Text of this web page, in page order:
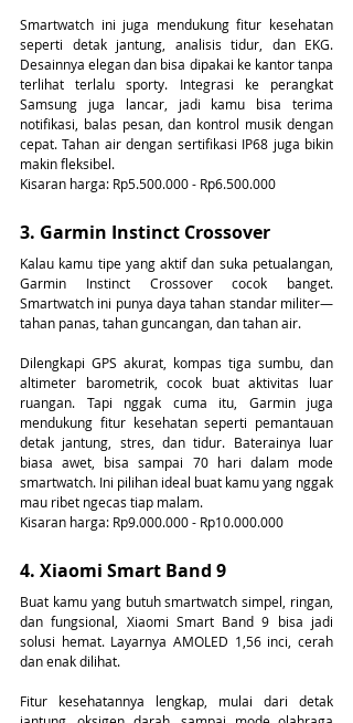
Smartwatch ini juga mendukung fitur kesehatan
seperti detak jantung, analisis tidur, dan EKG.
Desainnya elegan dan bisa dipakai ke kantor tanpa
terlihat terlalu sporty. Integrasi ke perangkat
Samsung juga lancar, jadi kamu bisa terima
notifikasi, balas pesan, dan kontrol musik dengan
cepat. Tahan air dengan sertifikasi IP68 juga bikin
makin fleksibel.
Kisaran harga: Rp5.500.000 - Rp6.500.000
3. Garmin Instinct Crossover
Kalau kamu tipe yang aktif dan suka petualangan,
Garmin Instinct Crossover cocok banget.
Smartwatch ini punya daya tahan standar militer—
tahan panas, tahan guncangan, dan tahan air.
Dilengkapi GPS akurat, kompas tiga sumbu, dan
altimeter barometrik, cocok buat aktivitas luar
ruangan. Tapi nggak cuma itu, Garmin juga
mendukung fitur kesehatan seperti pemantauan
detak jantung, stres, dan tidur. Baterainya luar
biasa awet, bisa sampai 70 hari dalam mode
smartwatch. Ini pilihan ideal buat kamu yang nggak
mau ribet ngecas tiap malam.
Kisaran harga: Rp9.000.000 - Rp10.000.000
4. Xiaomi Smart Band 9
Buat kamu yang butuh smartwatch simpel, ringan,
dan fungsional, Xiaomi Smart Band 9 bisa jadi
solusi hemat. Layarnya AMOLED 1,56 inci, cerah
dan enak dilihat.
Fitur kesehatannya lengkap, mulai dari detak